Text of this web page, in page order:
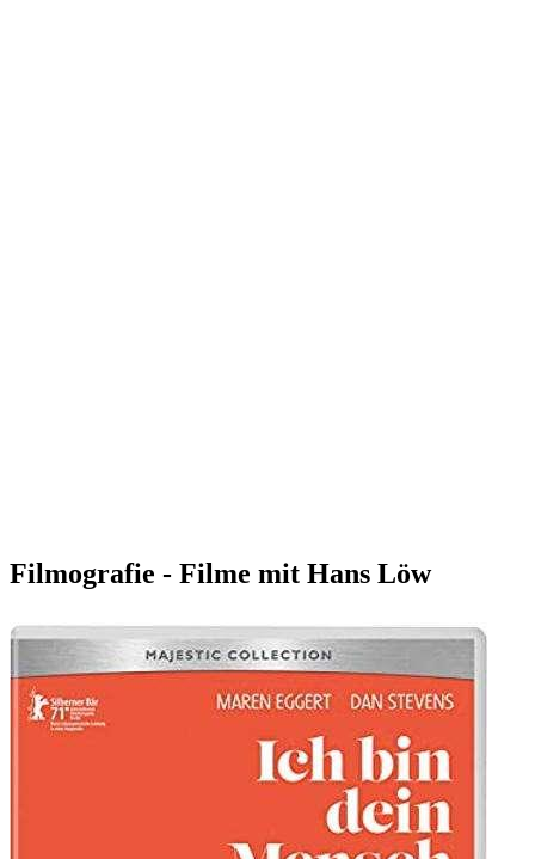
Filmografie - Filme mit Hans Löw